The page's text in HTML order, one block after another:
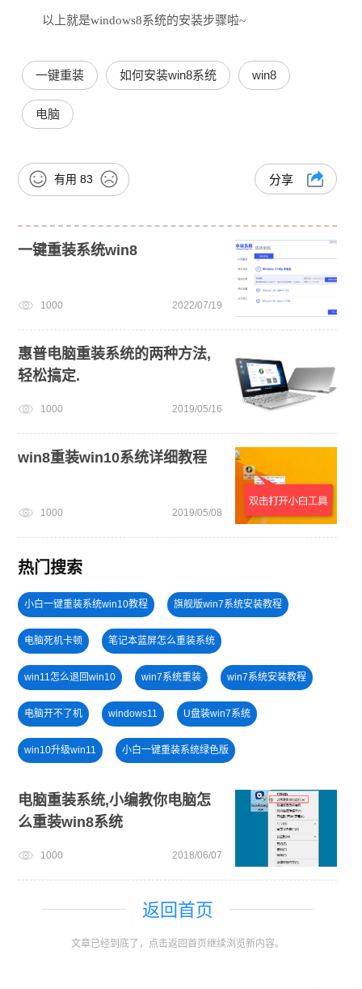
以上就是windows8系统的安装步骤啦~
一键重装 如何安装win8系统 win8
电脑
有用 83 分享
一键重装系统win8
1000 2022/07/19
惠普电脑重装系统的两种方法,
轻松搞定.
1000 2019/05/16
win8重装win10系统详细教程
1000 2019/05/08
热门搜索
小白一键重装系统win10教程 旗舰版win7系统安装教程
电脑死机卡顿 笔记本蓝屏怎么重装系统
win11怎么退回win10 win7系统重装 win7系统安装教程
电脑开不了机 windows11 U盘装win7系统
win10升级win11 小白一键重装系统绿色版
电脑无法开机重装系统
win10系统重装
电脑重装系统,小编教你电脑怎
么重装win8系统
1000 2018/06/07
返回首页
文章已经到底了，点击返回首页继续浏览新内容。